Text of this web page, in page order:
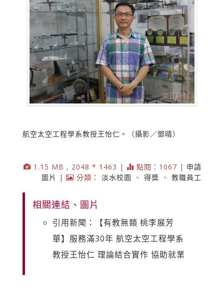
航空太空工程學系教授王怡仁。（攝影／鄧晴）
1.15 MB , 2048 * 1463 | 點閱：1067 | 申請
圖片
| 分類： 淡水校園 、 得獎 、 教職員工
相關連結、圖片
引用新聞：【有教無類 桃李展芳
華】服務滿30年 航空太空工程學系
教授王怡仁 理論結合實作 協助就業